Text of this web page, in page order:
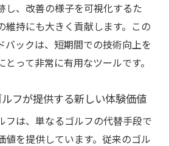
し、改善の様子を可視化するた
維持にも大きく貢献します。この
バックは、短期間での技術向上を
って非常に有用なツールです。
フが提供する新しい体験価値
フは、単なるゴルフの代替手段で
値を提供しています。従来のゴル